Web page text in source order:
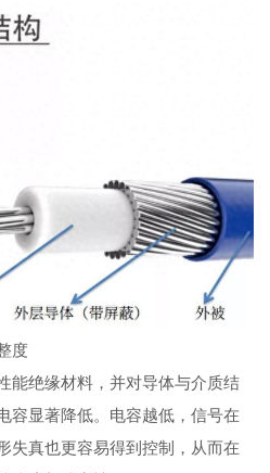
度
能绝缘材料，并对导体与介质结
容显著降低。电容越低，信号在
失真也更容易得到控制，从而在